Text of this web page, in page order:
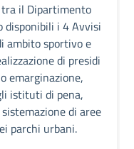
tra il Dipartimento
disponibili i 4 Avvisi
ambito sportivo e
di presidi
emarginazione,
istituti di pena,
di aree
parchi urbani.